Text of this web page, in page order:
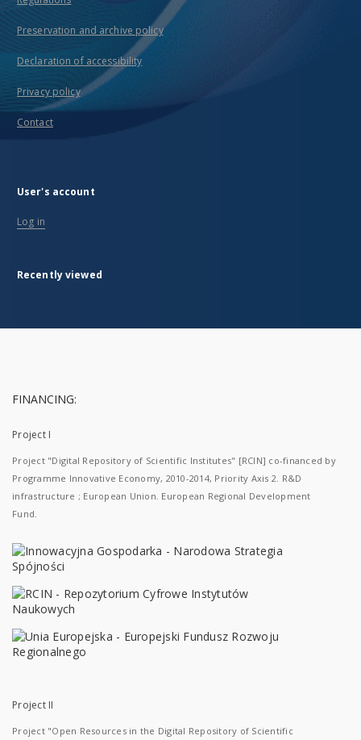
Preservation and archive policy
Declaration of accessibility
Privacy policy
Contact
User's account
Log in
Recently viewed
FINANCING:
Project I
Project "Digital Repository of Scientific Institutes" [RCIN] co-financed by
Programme Innovative Economy, 2010-2014, Priority Axis 2. R&D
infrastructure ; European Union. European Regional Development
Fund.
Project II
Project "Open Resources in the Digital Repository of Scientific